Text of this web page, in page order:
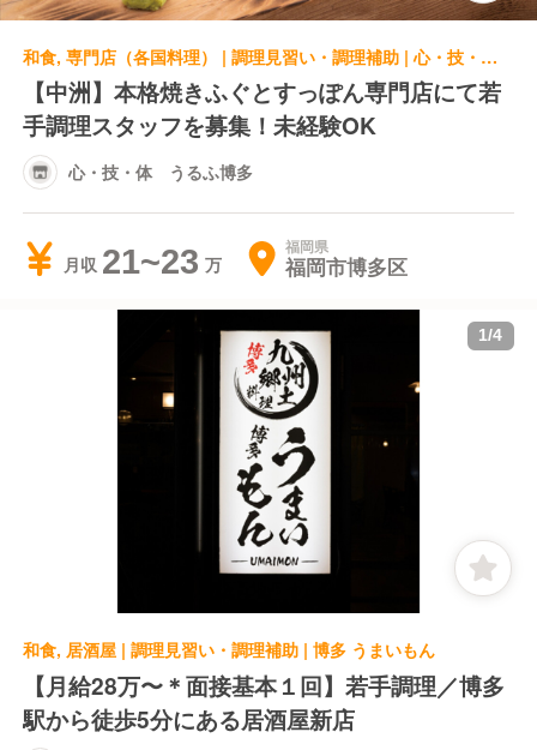
和食, 専門店（各国料理） | 調理見習い・調理補助 | 心・技・体 うるふ博多
【中洲】本格焼きふぐとすっぽん専門店にて若
手調理スタッフを募集！未経験OK
心・技・体 うるふ博多
月収 21~23 福岡県
福岡市博多区
1/4
和食, 居酒屋 | 調理見習い・調理補助 | 博多 うまいもん
【月給28万〜＊面接基本１回】若手調理／博多
駅から徒歩5分にある居酒屋新店